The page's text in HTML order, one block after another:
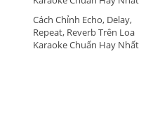
Cách Chỉnh Echo, Delay,
Repeat, Reverb Trên Loa
Karaoke Chuẩn Hay Nhất